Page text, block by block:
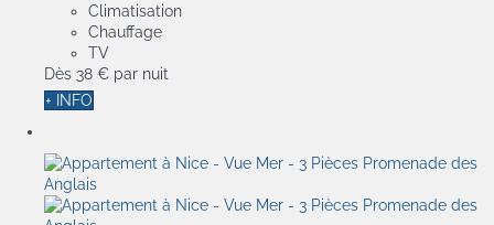
Climatisation
Chauffage
TV
Dès 38 € par nuit
+ INFO